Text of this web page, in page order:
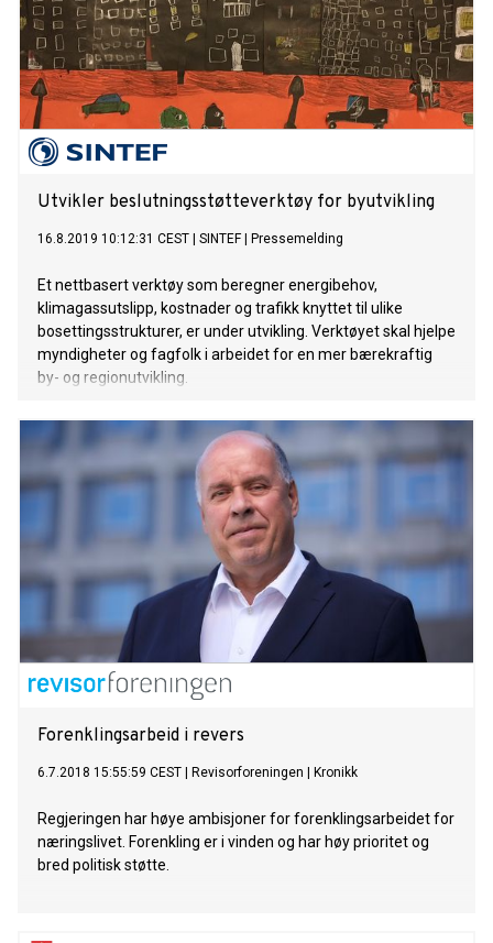
Utvikler beslutningsstøtteverktøy for byutvikling
16.8.2019 10:12:31 CEST SINTEF| Pressemelding
Et nettbasert verktøy som beregner energibehov,
klimagassutslipp, kostnader og trafikk knyttet til ulike
bosettingsstrukturer, er under utvikling. Verktøyet skal hjelpe
myndigheter og fagfolk i arbeidet for en mer bærekraftig
by- og regionutvikling.
Forenklingsarbeid i revers
6.7.2018 15:55:59 CEST Revisorforeningen Kronikk
Regjeringen har høye ambisjoner for forenklingsarbeidet for
næringslivet. Forenkling er i vinden og har høy prioritet og
bred politisk støtte.